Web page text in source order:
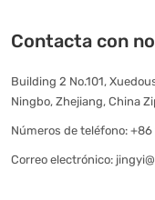
Contacta con
Building 2 No.101,
Ningbo, Zhejiang, China
Números de teléfono: +86
Correo electrónico: